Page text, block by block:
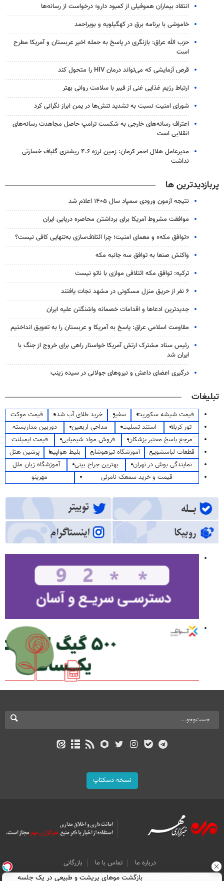
انتقاد بیماران هموفیلی از کمبود دارو؛ درخواست از رسانه‌ها
خاموشی با برنامه برق در کهگیلویه و بویراحمد
حزب الله عراق: بازنگری در پاسخ به حمله اخیر عربستان و آمریکا مطرح
است
قرص آزمایشی که می‌تواند درمان HIV را متحول کند
ارتباط رژیم غذایی غنی از فیبر با سلامت روانی بهتر
شورای امنیت نسبت به تشدید تنش‌ها در یمن ابراز نگرانی کرد
اعتراف رسانه‌های خارجی به شکست ترامپ حاصل مجاهدت رسانه‌های
انقلابی است
مدیرعامل هلال احمر کرمان: زمین لرزه ۴.۶ ریشتری گلباف خسارتی
نداشت
پربازدیدترین ها
نتیجه آزمون ورودی سمپاد سال ۱۴۰۵ اعلام شد
موافقت مشروط آمریکا برای برداشتن محاصره دریایی ایران
«توافق مکه» و معمای امنیت؛ چرا ائتلاف‌سازی به‌تنهایی کافی نیست؟
واکنش صنعا به توافق سه جانبه مکه
ترکیه: توافق مکه ائتلافی موازی با ناتو نیست
۶ نفر از حریق منزل مسکونی در مشهد نجات یافتند
جدیدترین ادعاها و اقدامات خصمانه واشنگتن علیه ایران
مقاومت اسلامی عراق: پاسخ به آمریکا و عربستان را به تعویق انداختیم
رئیس ستاد مشترک ارتش آمریکا خواستار راهی برای خروج از جنگ با
ایران شد
درگیری اعضای داعش و نیروهای جولانی در سیده زینب
تبلیغات
قیمت شیشه سکوریت سفیر خرید طلای آب شده
قیمت موکت
تور کربلا
استند تسلیت مداحی اربعین
دوربین مداربسته
مرجع پاسخ معتبر پزشکان
فروش مواد شیمیایی
قیمت ایمپلنت
قطعات لباسشویی
آموزشگاه تیزهوشان بلیط هواپیما
پرشین هتل
نمایندگی بوش در تهران
بهترین جراح بینی
آموزشگاه زبان ملل
قیمت و خرید سمعک نامرئی
مهرینو
نسخه دسکتاپ
درباره ما تماس با ما
بازرگانی
All Content by Mehr News Agency is licensed under a Creative Commons
بازگشت موهای پرپشت و طبیعی در یک جلسه